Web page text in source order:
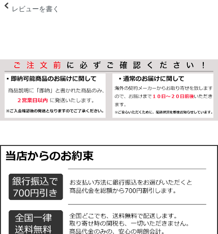
レビューを書く